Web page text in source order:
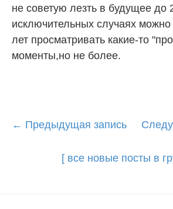
не советую лезть в будущее до
исключительных случаях можно
лет просматривать какие-то
моменты,но не более.
Post
← Предыдущая запись
[ все новые посты в